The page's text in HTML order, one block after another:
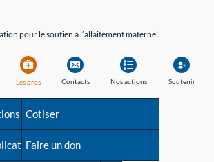
pour le soutien à l’allaitement maternel
naissance
Les pros Contacts
d'aide?
de tous les
Nos actions Soutenir
Cotiser
Faire un don